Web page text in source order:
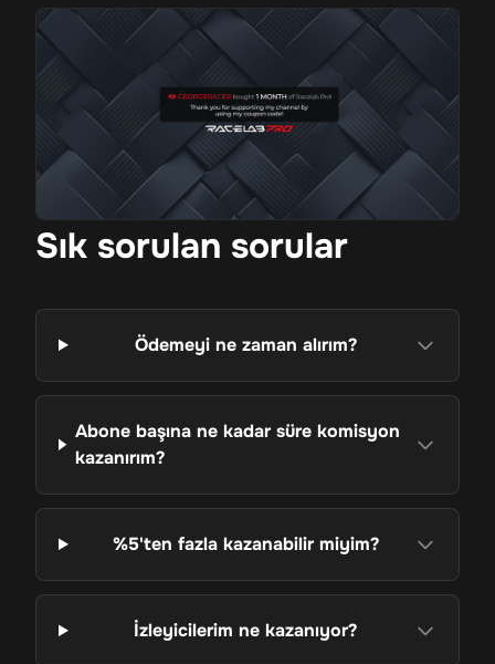
Sık sorulan sorular
Ödemeyi ne zaman alırım?
Abone başına ne kadar süre komisyon
kazanırım?
%5'ten fazla kazanabilir miyim?
İzleyicilerim ne kazanıyor?